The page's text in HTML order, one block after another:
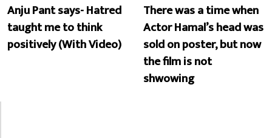
Anju Pant says- Hatred
taught me to think
positively (With Video)
There was a time when
Actor Hamal’s head was
sold on poster, but now
the film is not
shwowing